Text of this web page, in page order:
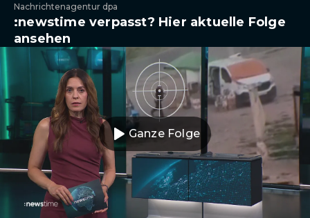
Nachrichtenagentur dpa
:newstime verpasst? Hier aktuelle Folge
ansehen
Ganze Folge